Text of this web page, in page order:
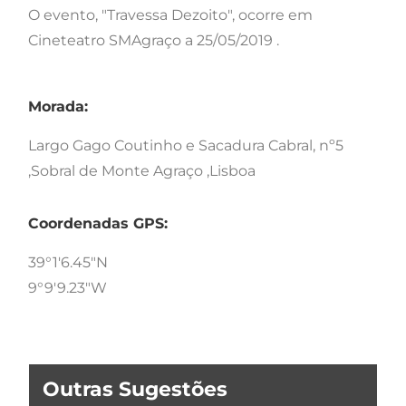
O evento, "Travessa Dezoito", ocorre em
Cineteatro SMAgraço a 25/05/2019 .
Morada:
Largo Gago Coutinho e Sacadura Cabral, nº5
,Sobral de Monte Agraço ,Lisboa
Coordenadas GPS:
39°1'6.45"N
9°9'9.23"W
Outras Sugestões